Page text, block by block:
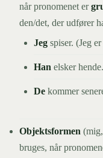
når pronomenet er
den/det, der udfører
Jeg spiser. (Jeg
Han elsker
De kommer
Objektsformen
bruges, når